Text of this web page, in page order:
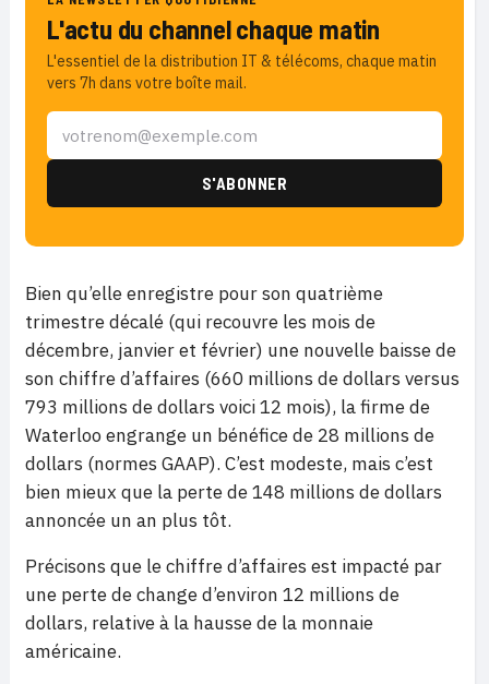
L'actu du channel chaque matin
L'essentiel de la distribution IT & télécoms, chaque matin
vers 7h dans votre boîte mail.
Bien qu’elle enregistre pour son quatrième
trimestre décalé (qui recouvre les mois de
décembre, janvier et février) une nouvelle baisse de
son chiffre d’affaires (660 millions de dollars versus
793 millions de dollars voici 12 mois), la firme de
Waterloo engrange un bénéfice de 28 millions de
dollars (normes GAAP). C’est modeste, mais c’est
bien mieux que la perte de 148 millions de dollars
annoncée un an plus tôt.
Précisons que le chiffre d’affaires est impacté par
une perte de change d’environ 12 millions de
dollars, relative à la hausse de la monnaie
américaine.